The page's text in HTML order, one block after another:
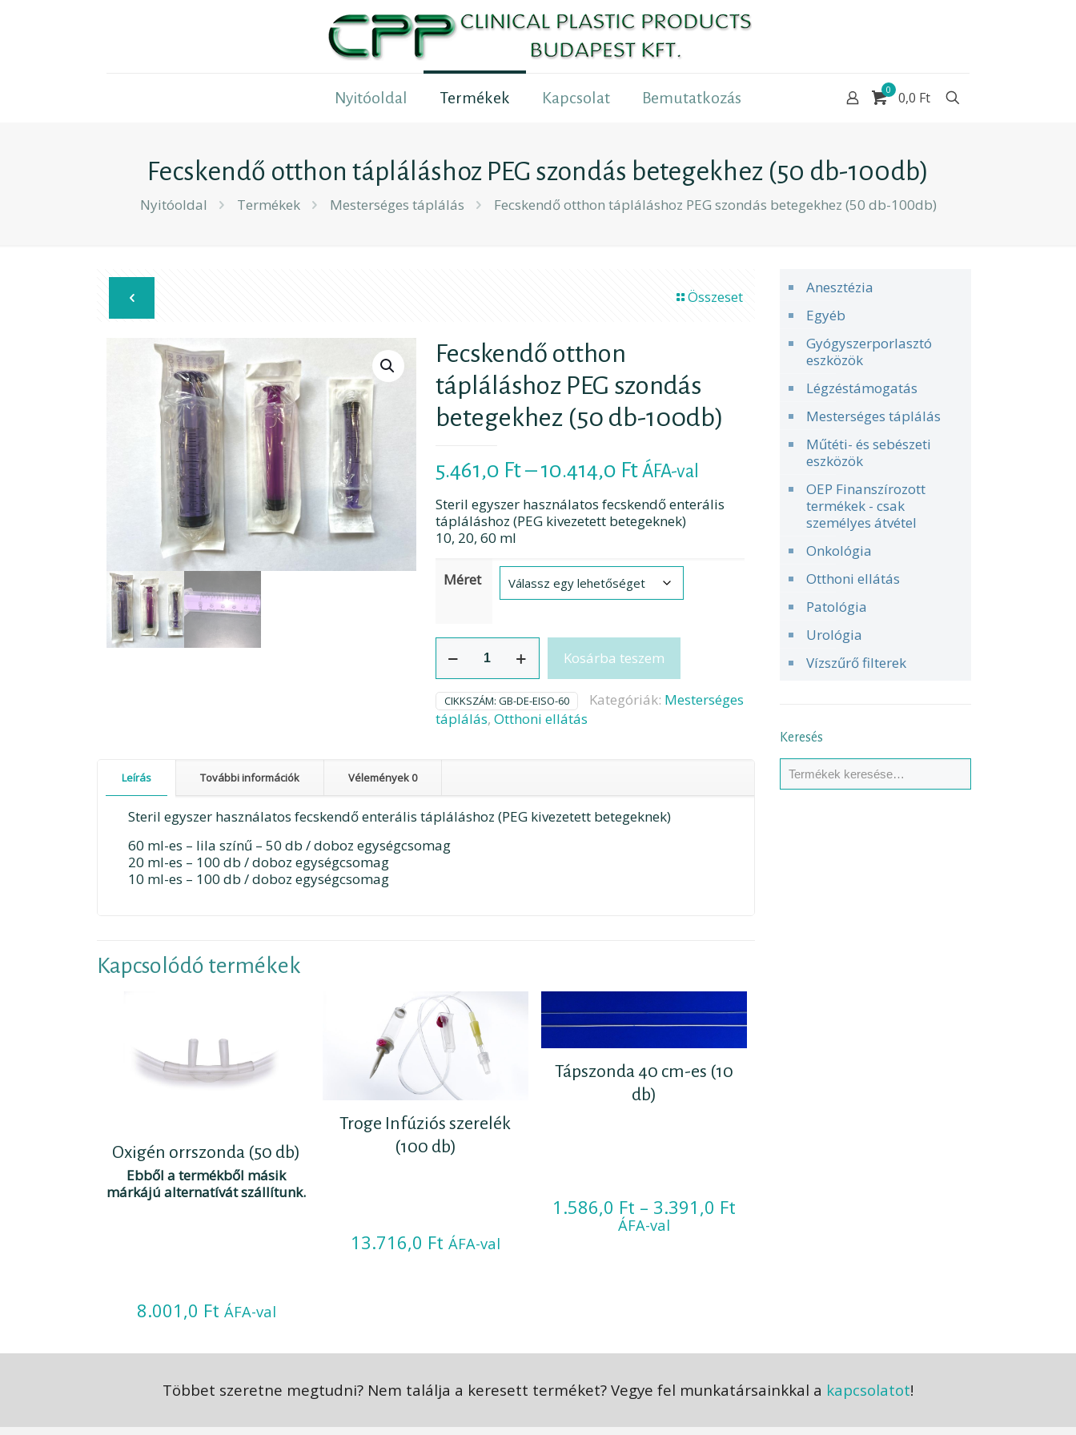
Nyitóoldal Termékek Kapcsolat Bemutatkozás 0 0,0 Ft
Fecskendő otthon tápláláshoz PEG szondás betegekhez (50 db-100db)
Nyitóoldal Termékek Mesterséges táplálás Fecskendő otthon tápláláshoz PEG szondás betegekhez (50 db-100db)
Összeset
Fecskendő otthon
tápláláshoz PEG szondás
betegekhez (50 db-100db)
5.461,0 Ft– 10.414,0 FtÁrtartomány:
5.461,0 Ft
-
ÁFA-val
Steril egyszer használatos fecskendő enterális
tápláláshoz (PEG kivezetett betegeknek)
10, 20, 60 ml
Méret
otthon
tápláláshoz
PEG
szondás
betegekhez
db-
mennyiség
Kosárba teszem
CIKKSZÁM: GB-DE-EISO-60 Kategóriák: Mesterséges
táplálás, Otthoni ellátás
Leírás További információk Vélemények0
Steril egyszer használatos fecskendő enterális tápláláshoz (PEG kivezetett betegeknek)
60 ml-es – lila színű – 50 db / doboz egységcsomag
20 ml-es – 100 db / doboz egységcsomag
10 ml-es – 100 db / doboz egységcsomag
Kapcsolódó termékek
Oxigén orrszonda (50 db)
Ebből a termékből másik
márkájú alternatívát szállítunk.
8.001,0 Ft ÁFA-val
Troge Infúziós szerelék
(100 db)
13.716,0 Ft ÁFA-val
Tápszonda 40 cm-es (10
db)
1.586,0 Ft – 3.391,0 Ft
ÁFA-val
Anesztézia
Egyéb
Gyógyszerporlasztó
eszközök
Légzéstámogatás
Mesterséges táplálás
Műtéti- és sebészeti
eszközök
OEP Finanszírozott
termékek - csak
személyes átvétel
Onkológia
Otthoni ellátás
Patológia
Urológia
Vízszűrő filterek
Keresés
Többet szeretne megtudni? Nem találja a keresett terméket? Vegye fel munkatársainkkal a kapcsolatot!